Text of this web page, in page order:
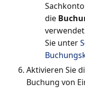
die
Sie unter
Aktivieren Sie
Buchung von